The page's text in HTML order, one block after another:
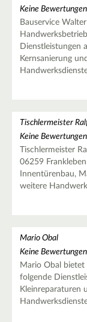
Keine Bewertungen
Bauservice
Dienstleistungen
Kernsanierung
Tischlermeister
Keine Bewertungen
Tischlermeister
06259
Innentürenbau,
weitere
Mario Obal
Keine Bewertungen
Mario Obal
folgende
Kleinreparaturen